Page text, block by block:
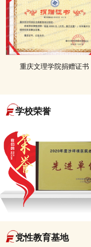
重庆文理学院捐赠证书
学校荣誉
党性教育基地